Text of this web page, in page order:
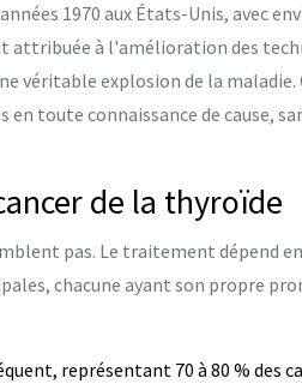
1970 aux États-Unis, avec
attribuée à l'amélioration des
véritable explosion de la maladie.
en toute connaissance de cause,
de la thyroïde
pas. Le traitement dépend
chacune ayant son propre
représentant 70 à 80 % des